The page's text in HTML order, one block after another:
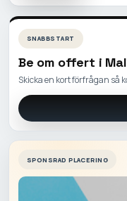
SNABBSTART
Be om offert i
Skicka en kort förfrågan så
SPONSRAD PLACERING